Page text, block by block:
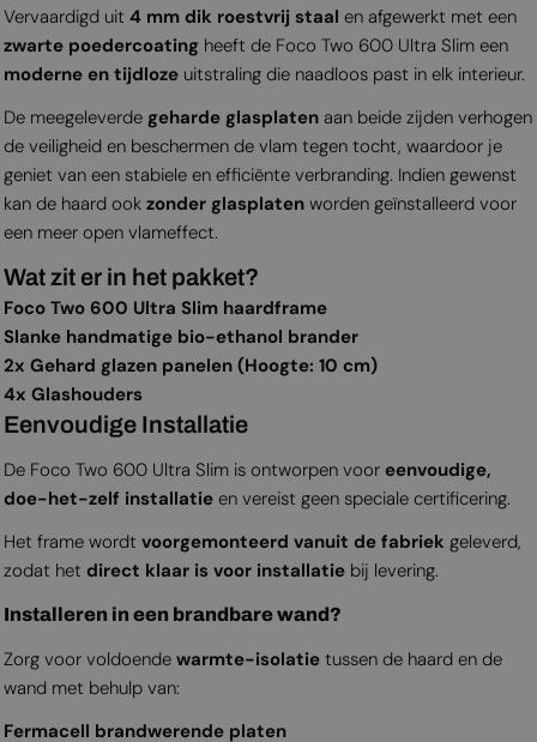
Vervaardigd uit 4 mm dik roestvrij staal en afgewerkt met een
zwarte poedercoatingheeft de Foco Two 600 Ultra Slim een
moderne en tijdlozeuitstraling die naadloos past in elk interieur.
De meegeleverde geharde glasplatenaan beide zijden verhogen
de veiligheid en beschermen de vlam tegen tocht, waardoor je
geniet van een stabiele en efficiënte verbranding. Indien gewenst
kan de haard ook zonder glasplatenworden geïnstalleerd voor
een meer open vlameffect.
Wat zit er in het pakket?
Foco Two 600 Ultra Slim haardframe
Slanke handmatige bio-ethanol brander
2x Gehard glazen panelen (Hoogte: 10 cm)
4x Glashouders
Eenvoudige Installatie
De Foco Two 600 Ultra Slim is ontworpen voor eenvoudige,
doe-het-zelf installatieen vereist geen speciale certificering.
Het frame wordt voorgemonteerd vanuit de fabriek geleverd,
zodat het direct klaar is voor installatiebij levering.
Installeren in een brandbare wand?
Zorg voor voldoende warmte-isolatietussen de haard en de
wand met behulp van:
Fermacell brandwerende platen